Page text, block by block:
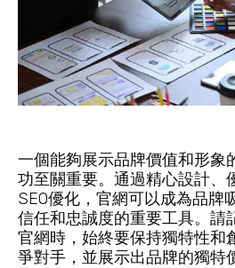
一個能夠展示品牌價值和形象
功至關重要。通過精心設計、
SEO優化，官網可以成為品牌
信任和忠誠度的重要工具。請
官網時，始終要保持獨特性和
爭對手，並展示出品牌的獨特